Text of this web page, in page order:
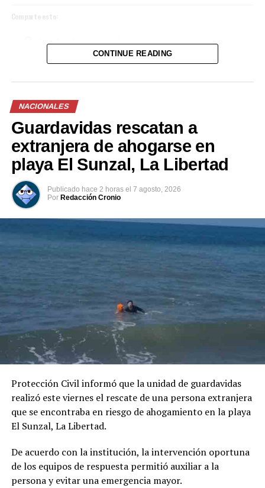
Comparte esto:
CONTINUE READING
NACIONALES
Guardavidas rescatan a
extranjera de ahogarse en
playa El Sunzal, La Libertad
Publicado hace 2 horas el 7 agosto, 2026
Por Redacción Cronio
Protección Civil informó que la unidad de guardavidas
realizó este viernes el rescate de una persona extranjera
que se encontraba en riesgo de ahogamiento en la playa
El Sunzal, La Libertad.
De acuerdo con la institución, la intervención oportuna
de los equipos de respuesta permitió auxiliar a la
persona y evitar una emergencia mayor.